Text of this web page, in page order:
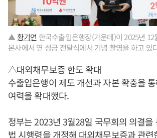
▲황기연 한국수출입은행장(가운데)이 2025년
본사에서 연 성금 전달식에서 기념 촬영을 하고 있
△대외채무보증 한도 확대
수출입은행이 제도 개선과 자본 확충을
여력을 확대했다.
정부는 2023년 3월28일 국무회의 의결을
법 시행령을 개정해 대외채무보증과 관련